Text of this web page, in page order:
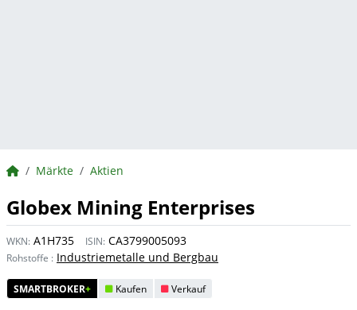
BörsenNEWS.de
Märkte Aktien
Globex Mining Enterprises
WKN: A1H735 ISIN: CA3799005093
Rohstoffe : Industriemetalle und Bergbau
SMARTBROKER+ Kaufen Verkauf